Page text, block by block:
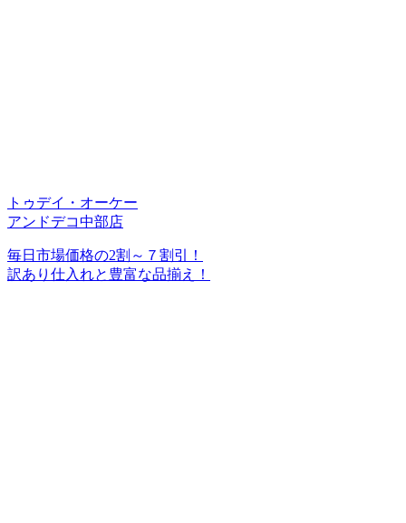
トゥデイ・オーケー
アンドデコ中部店
毎日市場価格の2割～７割引！
訳あり仕入れと豊富な品揃え！